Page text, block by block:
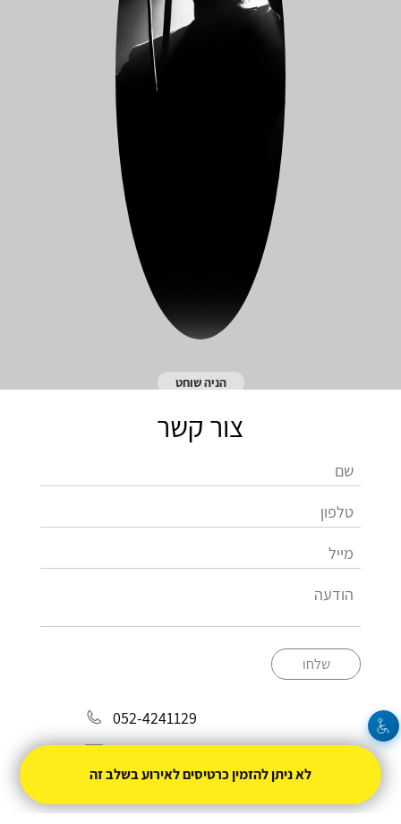
הניה שוחט
צור קשר
שלחו
052-4241129
henya@shochat.co.il
לא ניתן להזמין כרטיסים לאירוע בשלב זה